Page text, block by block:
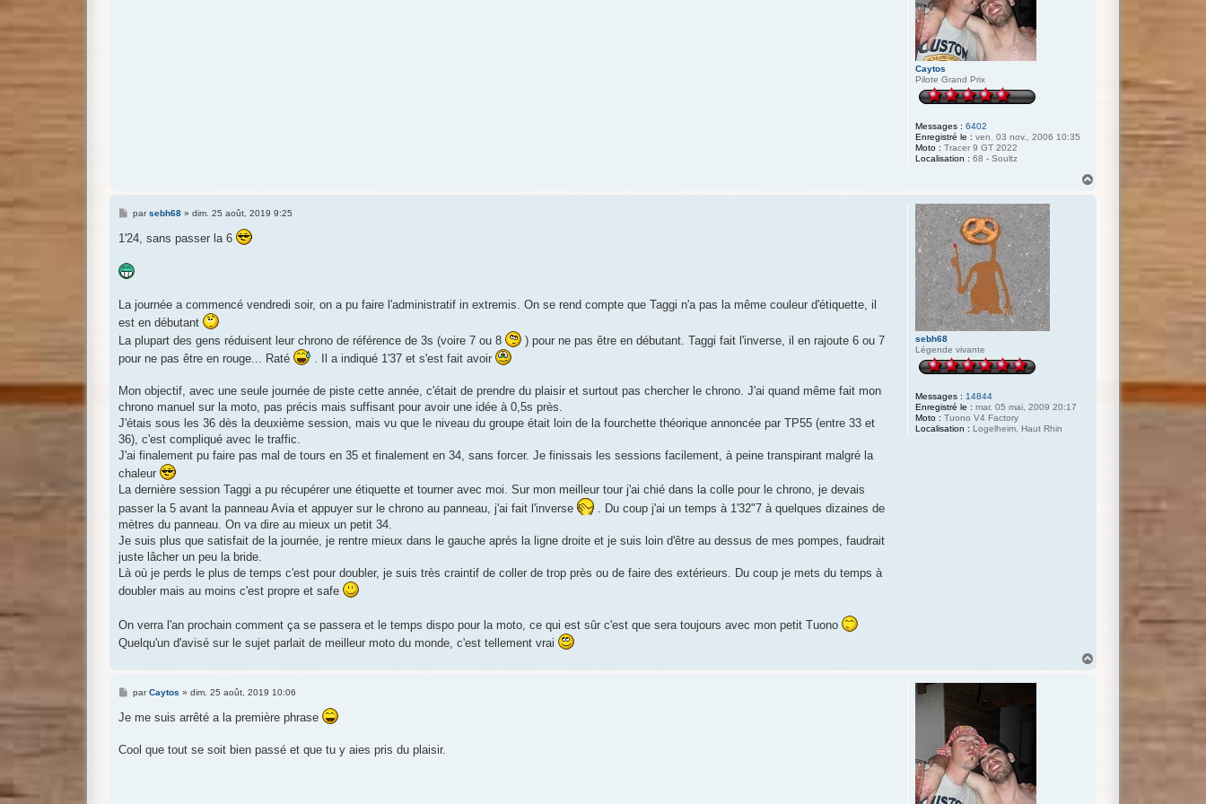
Caytos
Pilote Grand Prix
Messages : 6402
Enregistré le : ven. 03 nov., 2006 10:35
Moto : Tracer 9 GT 2022
Localisation : 68 - Soultz
sebh68
Légende vivante
Messages : 14844
Enregistré le : mar. 05 mai, 2009 20:17
Moto : Tuono V4 Factory
Localisation : Logelheim, Haut Rhin
M
s
s
g
e
parsebh68» dim. 25 août, 2019 9:25
1'24, sans passer la 6
La journée a commencé vendredi soir, on a pu faire l'administratif in extremis. On se rend compte que Taggi n'a pas la même couleur d'étiquette, il
est en débutant
La plupart des gens réduisent leur chrono de référence de 3s (voire 7 ou 8
) pour ne pas être en débutant. Taggi fait l'inverse, il en rajoute 6 ou 7
pour ne pas être en rouge... Raté
. Il a indiqué 1'37 et s'est fait avoir
Mon objectif, avec une seule journée de piste cette année, c'était de prendre du plaisir et surtout pas chercher le chrono. J'ai quand même fait mon
chrono manuel sur la moto, pas précis mais suffisant pour avoir une idée à 0,5s près.
J'étais sous les 36 dès la deuxième session, mais vu que le niveau du groupe était loin de la fourchette théorique annoncée par TP55 (entre 33 et
36), c'est compliqué avec le traffic.
J'ai finalement pu faire pas mal de tours en 35 et finalement en 34, sans forcer. Je finissais les sessions facilement, à peine transpirant malgré la
chaleur
La dernière session Taggi a pu récupérer une étiquette et tourner avec moi. Sur mon meilleur tour j'ai chié dans la colle pour le chrono, je devais
passer la 5 avant la panneau Avia et appuyer sur le chrono au panneau, j'ai fait l'inverse
. Du coup j'ai un temps à 1'32"7 à quelques dizaines de
mètres du panneau. On va dire au mieux un petit 34.
Je suis plus que satisfait de la journée, je rentre mieux dans le gauche après la ligne droite et je suis loin d'être au dessus de mes pompes, faudrait
juste lâcher un peu la bride.
Là où je perds le plus de temps c'est pour doubler, je suis très craintif de coller de trop près ou de faire des extérieurs. Du coup je mets du temps à
doubler mais au moins c'est propre et safe
On verra l'an prochain comment ça se passera et le temps dispo pour la moto, ce qui est sûr c'est que sera toujours avec mon petit Tuono
Quelqu'un d'avisé sur le sujet parlait de meilleur moto du monde, c'est tellement vrai
M
s
e
parCaytos » dim. 25 août, 2019 10:06
Je me suis arrêté a la première phrase
Cool que tout se soit bien passé et que tu y aies pris du plaisir.